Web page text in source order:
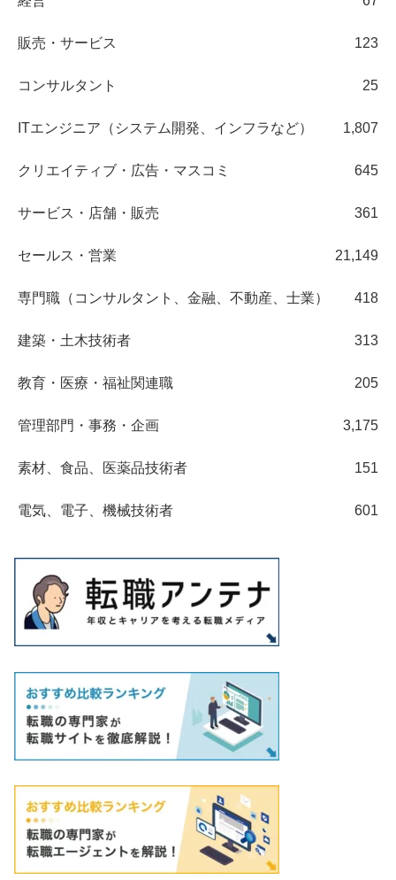
販売・サービス 123
コンサルタント 25
ITエンジニア（システム開発、インフラなど） 1,807
クリエイティブ・広告・マスコミ 645
サービス・店舗・販売 361
セールス・営業 21,149
専門職（コンサルタント、金融、不動産、士業） 418
建築・土木技術者 313
教育・医療・福祉関連職 205
管理部門・事務・企画 3,175
素材、食品、医薬品技術者 151
電気、電子、機械技術者 601